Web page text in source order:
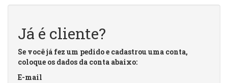
Já é cliente?
Se você já fez um pedido e cadastrou uma conta,
coloque os dados da conta abaixo:
E-mail